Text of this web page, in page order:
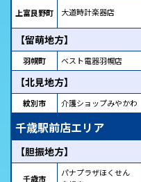
上富良野町 大道時計楽器店
【留萌地方】
羽幌町 ベスト電器羽幌店
【北見地方】
紋別市 介護ショップみやかわ
千歳駅前店エリア
【胆振地方】
千歳市
パナプラザほくせん